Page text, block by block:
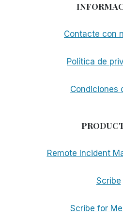
Contacte con
Política de
Condiciones
Remote Incident
Scribe
Scribe for